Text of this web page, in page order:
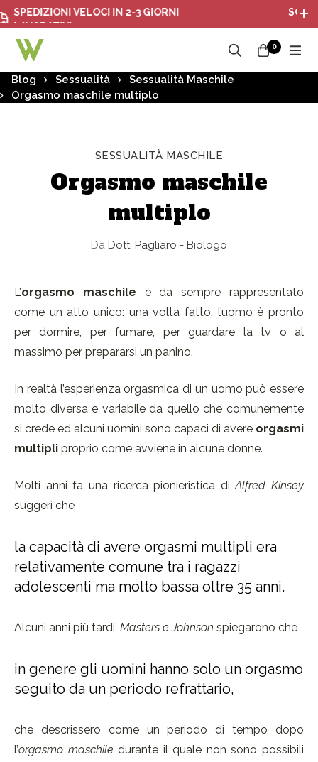
VELOCI IN 2-3 GIORNI
SONO
0
Blog Sessualità
Sessualità Maschile
Orgasmo maschile multiplo
SESSUALITÀ MASCHILE
Orgasmo maschile
multiplo
Da Dott. Pagliaro - Biologo
L’orgasmo maschile è da sempre rappresentato
come un atto unico: una volta fatto, l’uomo è pronto
per dormire, per fumare, per guardare la tv o al
massimo per prepararsi un panino.
In realtà l’esperienza orgasmica di un uomo può essere
molto diversa e variabile da quello che comunemente
si crede ed alcuni uomini sono capaci di avere orgasmi
multipli proprio come avviene in alcune donne.
Molti anni fa una ricerca pionieristica di Alfred Kinsey
suggerì che
la capacità di avere orgasmi multipli era
relativamente comune tra i ragazzi
adolescenti ma molto bassa oltre 35 anni.
Alcuni anni più tardi, Masters e Johnson spiegarono che
in genere gli uomini hanno solo un orgasmo
seguito da un periodo refrattario,
che descrissero come un periodo di tempo dopo
l’orgasmo maschile durante il quale non sono possibili